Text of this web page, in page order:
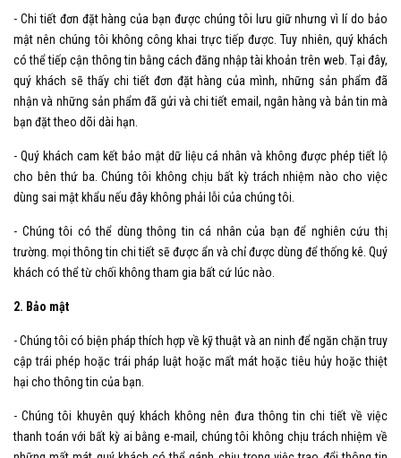
- Chi tiết đơn đặt hàng của bạn được chúng tôi lưu giữ nhưng vì lí do bảo
mật nên chúng tôi không công khai trực tiếp được. Tuy nhiên, quý khách
có thể tiếp cận thông tin bằng cách đăng nhập tài khoản trên web. Tại đây,
quý khách sẽ thấy chi tiết đơn đặt hàng của mình, những sản phẩm đã
nhận và những sản phẩm đã gửi và chi tiết email, ngân hàng và bản tin mà
bạn đặt theo dõi dài hạn.
- Quý khách cam kết bảo mật dữ liệu cá nhân và không được phép tiết lộ
cho bên thứ ba. Chúng tôi không chịu bất kỳ trách nhiệm nào cho việc
dùng sai mật khẩu nếu đây không phải lỗi của chúng tôi.
- Chúng tôi có thể dùng thông tin cá nhân của bạn để nghiên cứu thị
trường. mọi thông tin chi tiết sẽ được ẩn và chỉ được dùng để thống kê. Quý
khách có thể từ chối không tham gia bất cứ lúc nào.
2. Bảo mật
- Chúng tôi có biện pháp thích hợp về kỹ thuật và an ninh để ngăn chặn truy
cập trái phép hoặc trái pháp luật hoặc mất mát hoặc tiêu hủy hoặc thiệt
hại cho thông tin của bạn.
- Chúng tôi khuyên quý khách không nên đưa thông tin chi tiết về việc
thanh toán với bất kỳ ai bằng e-mail, chúng tôi không chịu trách nhiệm về